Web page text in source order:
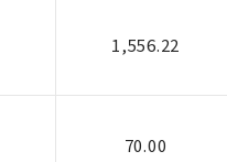
1,556.22
70.00